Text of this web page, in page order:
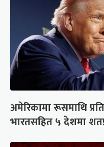
अमेरिकामा रूसमाथि
भारतसहित ५ देशमा